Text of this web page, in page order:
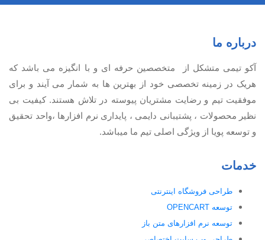
درباره ما
آكو تيمی متشکل از متخصصین حرفه ای و با انگیزه می باشد که
هریک در زمینه تخصصی خود از بهترین ها به شمار می آیند و برای
موفقیت تيم و رضایت مشتریان پیوسته در تلاش هستند. کیفیت بی
نظير محصولات ، پشتیبانی دايمی ، پایداری نرم افزارها ،واحد تحقیق
و توسعه پویا از ویژگی اصلی تیم ما میباشد.
خدمات
طراحی فروشگاه اینترنتی
توسعه OPENCART
توسعه نرم افزارهای متن باز